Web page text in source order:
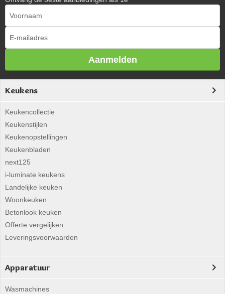
Aanmelden
Keukens
Keukencollectie
Keukenstijlen
Keukenopstellingen
Keukenbladen
next125
i-luminate keukens
Landelijke keuken
Woonkeuken
Betonlook keuken
Offerte vergelijken
Leveringsvoorwaarden
Apparatuur
Wasmachines